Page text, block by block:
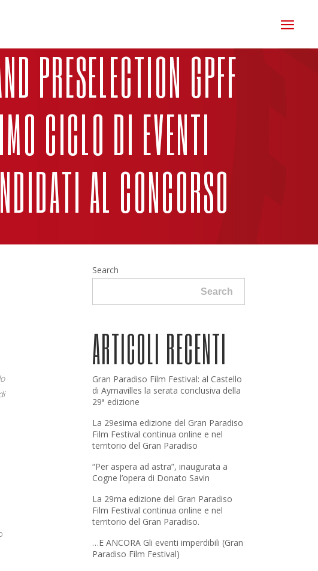
PRESELECTION GPFF
CICLO DI EVENTI
AL CONCORSO
Search
Search
ARTICOLI RECENTI
Gran Paradiso Film Festival: al Castello
di Aymavilles la serata conclusiva della
29ª edizione
La 29esima edizione del Gran Paradiso
Film Festival continua online e nel
territorio del Gran Paradiso
“Per aspera ad astra”, inaugurata a
Cogne l’opera di Donato Savin
La 29ma edizione del Gran Paradiso
Film Festival continua online e nel
territorio del Gran Paradiso.
…E ANCORA Gli eventi imperdibili (Gran
Paradiso Film Festival)